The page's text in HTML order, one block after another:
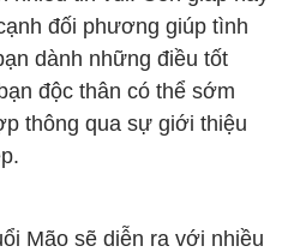
đối phương giúp tình
dành những điều tốt
độc thân có thể sớm
thông qua sự giới thiệu
Mão sẽ diễn ra với nhiều